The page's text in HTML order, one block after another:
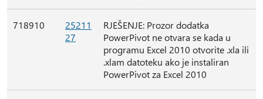
718910
25211
27
RJEŠENJE: Prozor dodatka
PowerPivot ne otvara se kada u
programu Excel 2010 otvorite .xla ili
.xlam datoteku ako je instaliran
PowerPivot za Excel 2010